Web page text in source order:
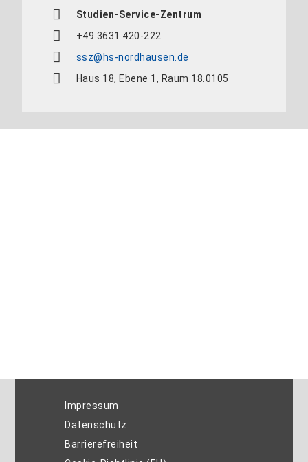
Studien-Service-Zentrum
+49 3631 420-222
ssz@hs-nordhausen.de
Haus 18, Ebene 1, Raum 18.0105
Impressum
Datenschutz
Barrierefreiheit